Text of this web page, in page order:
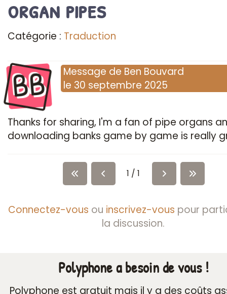
organ pipes
Catégorie : Traduction
BB Message de Ben Bouvard
le 30 septembre 2025
Thanks for sharing, I'm a fan of pipe organs
downloading banks game by game is really
1 / 1
Connectez-vous ou inscrivez-vous pour
la discussion.
Polyphone a besoin de vous !
Polyphone est gratuit mais il y a des coûts